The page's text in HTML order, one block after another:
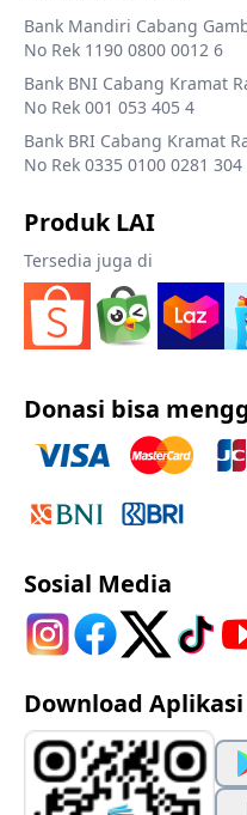
Bank Mandiri Cabang
No Rek 1190 0800 0012 6
Bank BNI Cabang Kramat
No Rek 001 053 405 4
Bank BRI Cabang Kramat
No Rek 0335 0100 0281 304
Produk LAI
Tersedia juga di
Donasi bisa
Sosial Media
Download Aplikasi